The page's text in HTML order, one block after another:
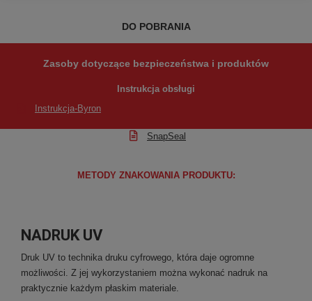
DO POBRANIA
Zasoby dotyczące bezpieczeństwa i produktów
Instrukcja obsługi
Instrukcja-Byron
SnapSeal
METODY ZNAKOWANIA PRODUKTU:
NADRUK UV
Druk UV to technika druku cyfrowego, która daje ogromne
możliwości. Z jej wykorzystaniem można wykonać nadruk na
praktycznie każdym płaskim materiale.